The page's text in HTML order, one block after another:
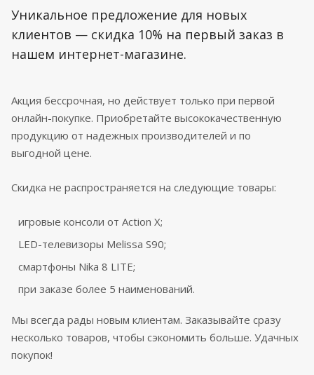
Уникальное предложение для новых
клиентов — скидка 10% на первый заказ в
нашем интернет-магазине.
Акция бессрочная, но действует только при первой
онлайн-покупке. Приобретайте высококачественную
продукцию от надежных производителей и по
выгодной цене.
Скидка не распространяется на следующие товары:
игровые консоли от Action X;
LED-телевизоры Melissa S90;
смартфоны Nika 8 LITE;
при заказе более 5 наименований.
Мы всегда рады новым клиентам. Заказывайте сразу
несколько товаров, чтобы сэкономить больше. Удачных
покупок!